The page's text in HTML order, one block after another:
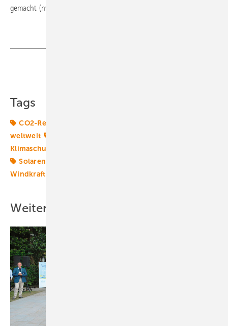
gemacht. (nw)
Tags
CO2-Reduktionsziele
weltweit
Klimaschutzziele
Solarenergie
Windkraft
Weitere Inhalte